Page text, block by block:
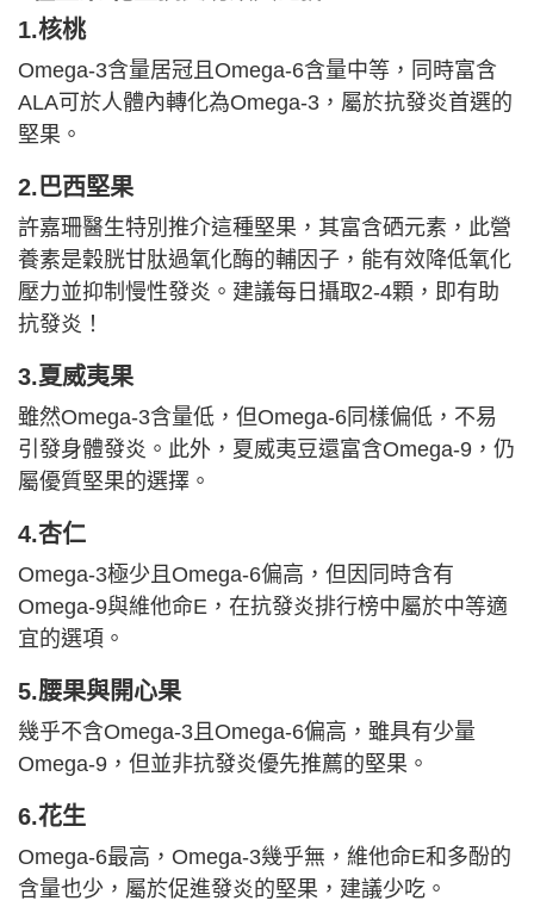
1.核桃
Omega-3含量居冠且Omega-6含量中等，同時富含
ALA可於人體內轉化為Omega-3，屬於抗發炎首選的
堅果。
2.巴西堅果
許嘉珊醫生特別推介這種堅果，其富含硒元素，此營
養素是穀胱甘肽過氧化酶的輔因子，能有效降低氧化
壓力並抑制慢性發炎。建議每日攝取2-4顆，即有助
抗發炎！
3.夏威夷果
雖然Omega-3含量低，但Omega-6同樣偏低，不易
引發身體發炎。此外，夏威夷豆還富含Omega-9，仍
屬優質堅果的選擇。
4.杏仁
Omega-3極少且Omega-6偏高，但因同時含有
Omega-9與維他命E，在抗發炎排行榜中屬於中等適
宜的選項。
5.腰果與開心果
幾乎不含Omega-3且Omega-6偏高，雖具有少量
Omega-9，但並非抗發炎優先推薦的堅果。
6.花生
Omega-6最高，Omega-3幾乎無，維他命E和多酚的
含量也少，屬於促進發炎的堅果，建議少吃。